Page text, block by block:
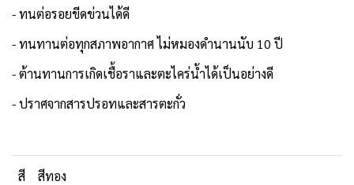
- ทนต่อรอยขีดข่วนได้ดี
- ทนทานต่อทุกสภาพอากาศ ไม่หมองดำนานนับ 10 ปี
- ต้านทานการเกิดเชื้อราและตะไคร่น้ำได้เป็นอย่างดี
- ปราศจากสารปรอทและสารตะกั่ว
สี สีทอง